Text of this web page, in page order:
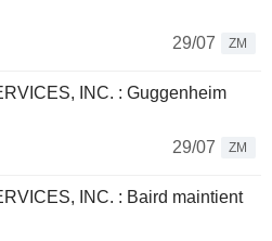
29/07
ZM
INC. : Guggenheim
29/07
ZM
INC. : Baird maintient